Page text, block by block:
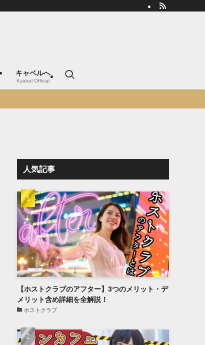
キャベルへ
Kyabel Official
人気記事
【ホストクラブのアフター】3つのメリット・デ
メリット含め詳細を全解説！
ホストクラブ